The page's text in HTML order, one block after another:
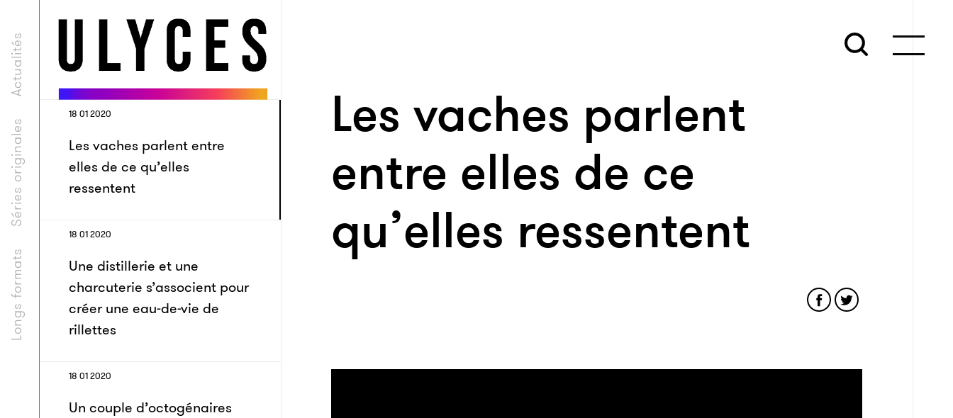
Longs formats
Séries originales
Actualités
18 01 2020
Les vaches parlent entre
elles de ce qu’elles
ressentent
18 01 2020
Une distillerie et une
charcuterie s’associent pour
créer une eau-de-vie de
rillettes
18 01 2020
Un couple d’octogénaires
Les vaches parlent
entre elles de ce
qu’elles ressentent